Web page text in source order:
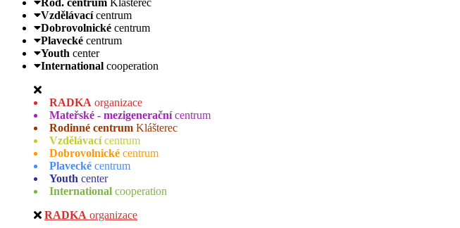
Vzdělávací centrum
Dobrovolnické centrum
Plavecké centrum
Youth center
International cooperation
RADKA organizace
Mateřské - mezigenerační centrum
Rodinné centrum Klášterec
Vzdělávací centrum
Dobrovolnické centrum
Plavecké centrum
Youth center
International cooperation
RADKA organizace